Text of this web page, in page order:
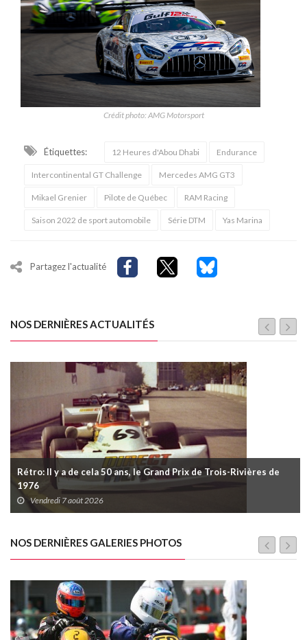
Crédit photo: AMG Motorsport
Étiquettes: 12 Heures d'Abou Dhabi Endurance
Intercontinental GT Challenge Mercedes AMG GT3
Mikael Grenier Pilote de Québec RAM Racing
Saison 2022 de sport automobile Série DTM Yas Marina
Partagez l'actualité
NOS DERNIÈRES ACTUALITÉS
Rétro: Il y a de cela 50 ans, le Grand Prix de Trois-Rivières de
1976
Vendredi 7 août 2026
NOS DERNIÈRES GALERIES PHOTOS